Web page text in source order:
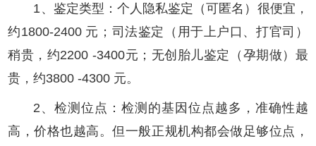
1、鉴定类型：个人隐私鉴定（可匿名）很便宜，
约1800-2400 元；司法鉴定（用于上户口、打官司）
稍贵，约2200 -3400元；无创胎儿鉴定（孕期做）最
贵，约3800 -4300 元。
2、检测位点：检测的基因位点越多，准确性越
高，价格也越高。但一般正规机构都会做足够位点，